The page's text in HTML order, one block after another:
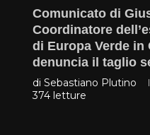
Comunicato di
Coordinatore
di Europa Verde in
denuncia il taglio
di Sebastiano Plutino
374 letture